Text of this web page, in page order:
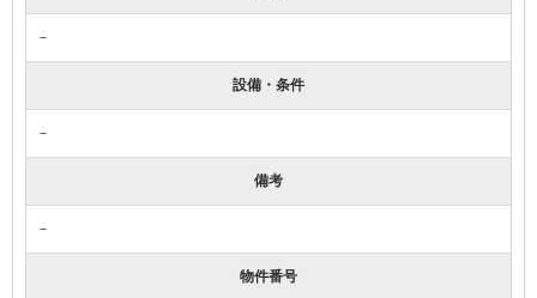
－
設備・条件
－
備考
－
物件番号